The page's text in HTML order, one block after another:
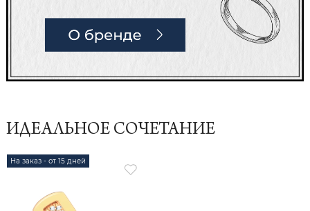
ИДЕАЛЬНОЕ СОЧЕТАНИЕ
На заказ - от 15 дней